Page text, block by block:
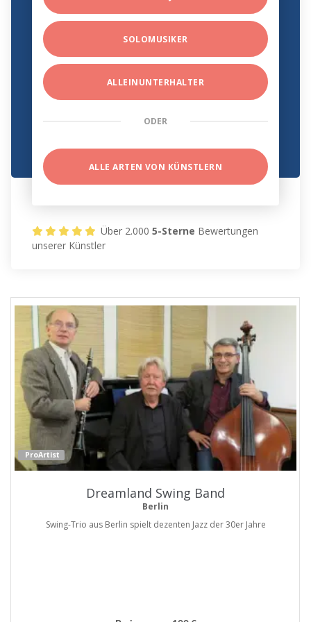
SOLOMUSIKER
ALLEINUNTERHALTER
ODER
ALLE ARTEN VON KÜNSTLERN
Über 2.0005-Sterne Bewertungen
unserer Künstler
ProArtist
Dreamland Swing Band
Berlin
Swing-Trio aus Berlin spielt dezenten Jazz der 30er Jahre